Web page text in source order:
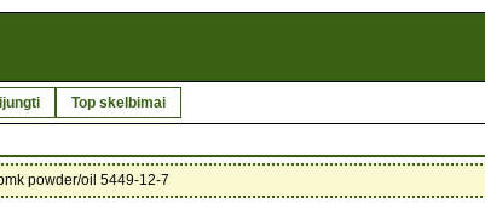
Top skelbimai
powder/oil 5449-12-7